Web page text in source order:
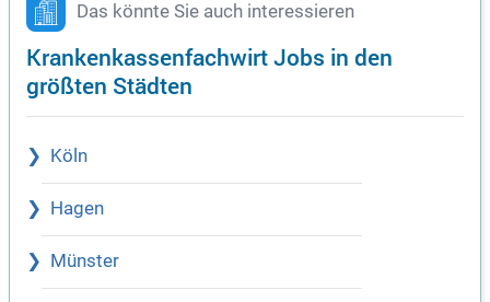
Das könnte Sie auch interessieren
Krankenkassenfachwirt Jobs in den
größten Städten
Köln
Hagen
Münster